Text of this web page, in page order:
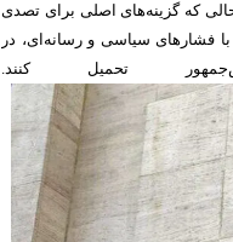
که گزینه‌های اصلی برای تصدی
فشار‌های سیاسی و رسانه‌ای، در
تحمیل کنند.